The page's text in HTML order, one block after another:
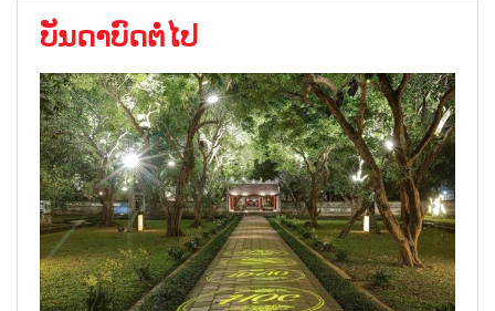
ບັນດາບົດຕໍ່ໄປ